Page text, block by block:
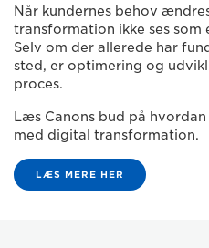
Når kundernes behov
transformation ikke ses som
Selv om der allerede har
sted, er optimering og
proces.
Læs Canons bud på
med digital transformation.
LÆS MERE HER